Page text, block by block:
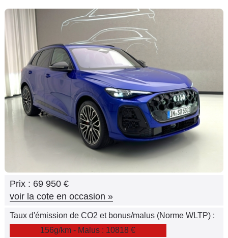
Electriques
Utilitaires
Flottes
Auto
Services
Prix : 69 950 €
voir la cote en occasion »
Taux d'émission de CO2 et bonus/malus (Norme WLTP) :
156g/km - Malus : 10818 €